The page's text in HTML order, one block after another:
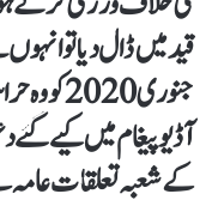
جنوری
آڈیو پیغام میں کیے
کے شعبہ تعلقات عامہ